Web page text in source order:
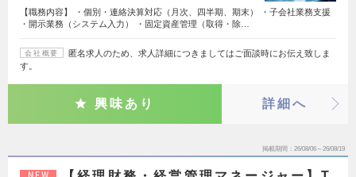
【職務内容】 ・個別・連絡決算対応（月次、四半期、期末） ・子会社業務支援
・開示業務（システム入力） ・固定資産管理（取得・除…
会社概要
匿名求人のため、求人詳細につきましてはご面談時にお伝え致しま
す。
興味あり 詳細へ
掲載期間 26/08/06～26/08/19